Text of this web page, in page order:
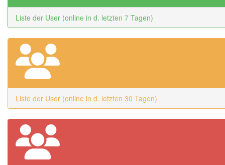
Liste der User (online in d. letzten 7 Tagen)
Liste der User (online in d. letzten 30 Tagen)